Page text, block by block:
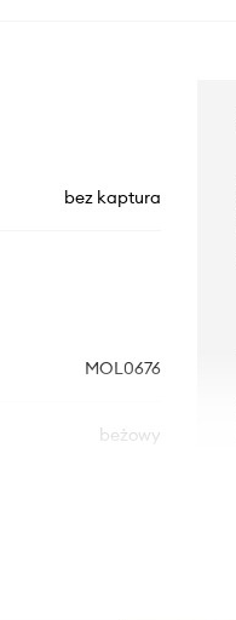
bez kaptura
MOL0676
beżowy